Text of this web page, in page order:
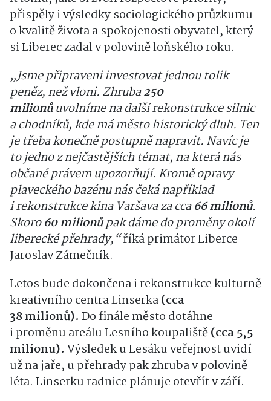
přispěly i výsledky sociologického průzkumu
o kvalitě života a spokojenosti obyvatel, který
si Liberec zadal v polovině loňského roku.
„Jsme připraveni investovat jednou tolik
peněz, než vloni. Zhruba250
milionůuvolníme na další rekonstrukce silnic
a chodníků, kde má město historický dluh. Ten
je třeba konečně postupně napravit. Navíc je
to jedno z nejčastějších témat, na která nás
občané právem upozorňují. Kromě opravy
plaveckého bazénu nás čeká například
i rekonstrukce kina Varšava za cca66 milionů.
Skoro60 milionůpak dáme do proměny okolí
liberecké přehrady,“říká primátor Liberce
Jaroslav Zámečník.
Letos bude dokončena i rekonstrukce kulturně
kreativního centra Linserka(cca
38 milionů). Do finále město dotáhne
i proměnu areálu Lesního koupaliště(cca 5,5
milionu). Výsledek u Lesáku veřejnost uvidí
už na jaře, u přehrady pak zhruba v polovině
léta. Linserku radnice plánuje otevřít v září.